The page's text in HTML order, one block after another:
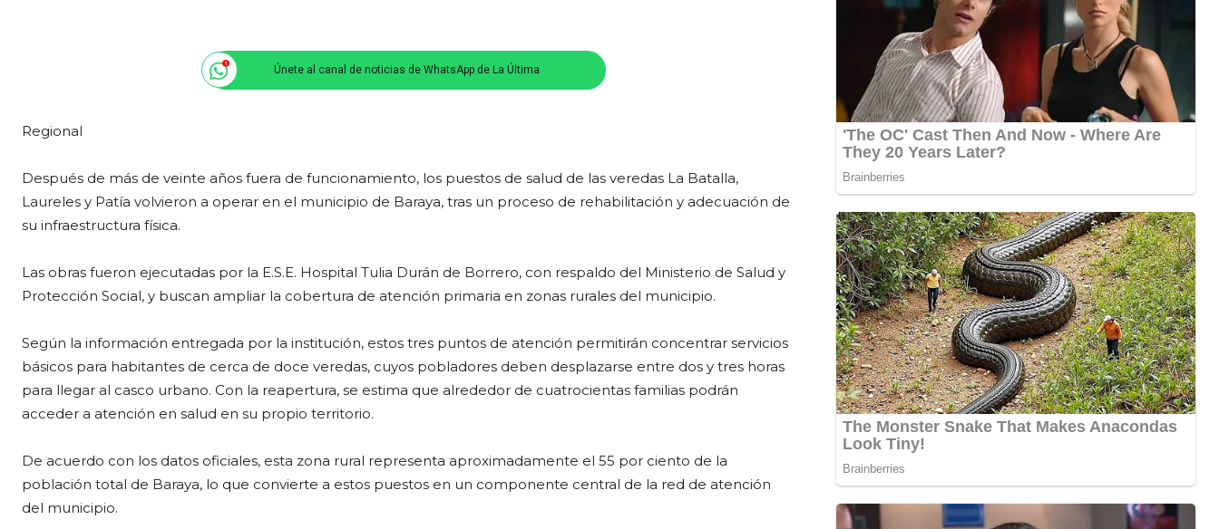
Únete al canal de noticias de WhatsApp de La Última
Regional
Después de más de veinte años fuera de funcionamiento, los puestos de salud de las veredas La Batalla,
Laureles y Patía volvieron a operar en el municipio de Baraya, tras un proceso de rehabilitación y adecuación de
su infraestructura física.
Las obras fueron ejecutadas por la E.S.E. Hospital Tulia Durán de Borrero, con respaldo del Ministerio de Salud y
Protección Social, y buscan ampliar la cobertura de atención primaria en zonas rurales del municipio.
Según la información entregada por la institución, estos tres puntos de atención permitirán concentrar servicios
básicos para habitantes de cerca de doce veredas, cuyos pobladores deben desplazarse entre dos y tres horas
para llegar al casco urbano. Con la reapertura, se estima que alrededor de cuatrocientas familias podrán
acceder a atención en salud en su propio territorio.
De acuerdo con los datos oficiales, esta zona rural representa aproximadamente el 55 por ciento de la
población total de Baraya, lo que convierte a estos puestos en un componente central de la red de atención
del municipio.